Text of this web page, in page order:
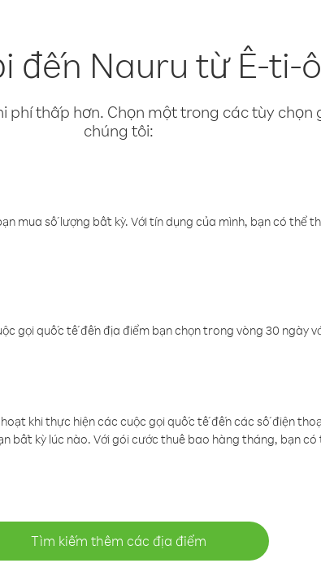
đến Nauru từ Ê-ti-
phí thấp hơn. Chọn một trong các tùy chọn
chúng tôi:
mua số lượng bất kỳ. Với tín dụng của mình, bạn có thể
gọi quốc tế đến địa điểm bạn chọn trong vòng 30 ngày
khi thực hiện các cuộc gọi quốc tế đến các số điện
bất kỳ lúc nào. Với gói cước thuê bao hàng tháng, bạn
Tìm kiếm thêm các địa điểm